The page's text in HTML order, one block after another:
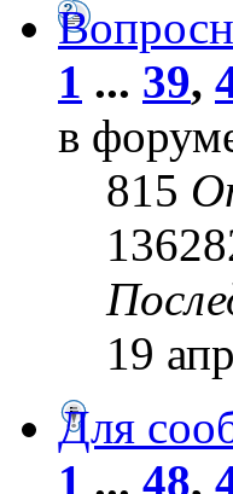
1 ... 39,
в
815
19
Для
1 ... 48,